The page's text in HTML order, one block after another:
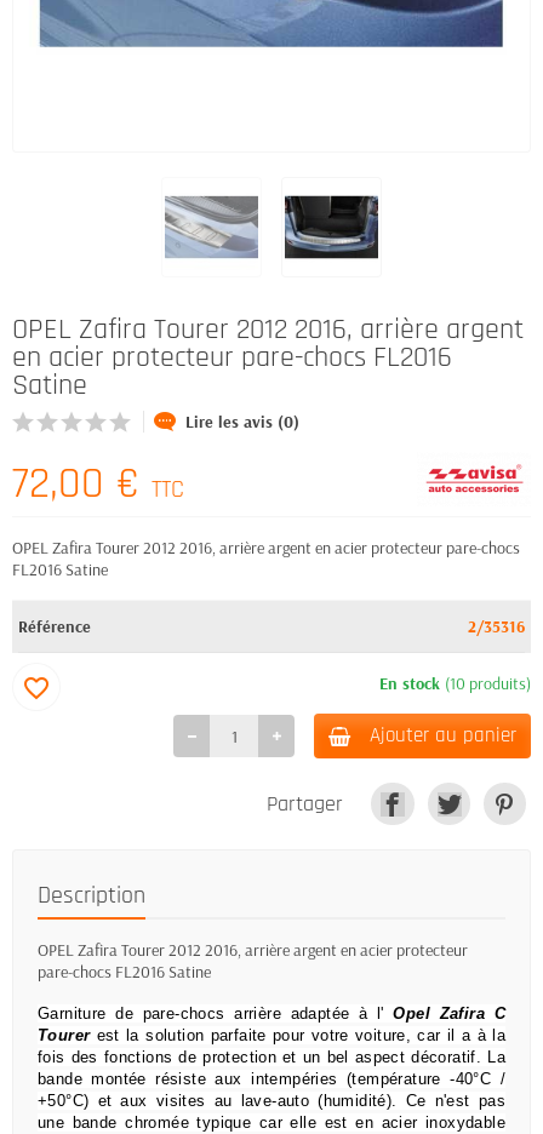
OPEL Zafira Tourer 2012 2016, arrière argent
en acier protecteur pare-chocs FL2016
Satine
Lire les avis (0)
72,00 € TTC
OPEL Zafira Tourer 2012 2016, arrière argent en acier protecteur pare-chocs
FL2016 Satine
Référence 2/35316
En stock (10 produits)
Ajouter au panier
favorite_border
Partager
Description
OPEL Zafira Tourer 2012 2016, arrière argent en acier protecteur
pare-chocs FL2016 Satine
Garniture de pare-chocs arrière adaptée à l'Opel Zafira C
Tourerest la solution parfaite pour votre voiture, car il a à la
fois des fonctions de protection et un bel aspect décoratif. La
bande montée résiste aux intempéries (température -40°C /
+50°C) et aux visites au lave-auto (humidité). Ce n'est pas
une bande chromée typique car elle est en acier inoxydable